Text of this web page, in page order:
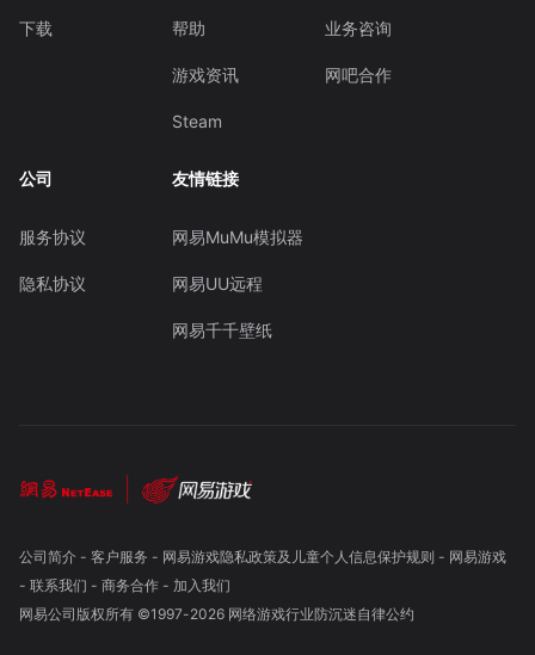
下载 帮助
游戏资讯
Steam
业务咨询
网吧合作
公司
服务协议
隐私协议
友情链接
网易MuMu模拟器
网易UU远程
网易千千壁纸
公司简介- 客户服务 - 网易游戏隐私政策及儿童个人信息保护规则 - 网易游戏
- 联系我们 - 商务合作- 加入我们
网易公司版权所有 ©1997-2026 网络游戏行业防沉迷自律公约